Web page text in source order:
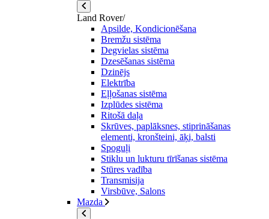
Land Rover/
Apsilde, Kondicionēšana
Bremžu sistēma
Degvielas sistēma
Dzesēšanas sistēma
Dzinējs
Elektrība
Eļļošanas sistēma
Izplūdes sistēma
Ritošā daļa
Skrūves, paplāksnes, stiprināšanas
elementi, kronšteini, āķi, balsti
Spoguļi
Stiklu un lukturu tīrīšanas sistēma
Stūres vadība
Transmisija
Virsbūve, Salons
Mazda